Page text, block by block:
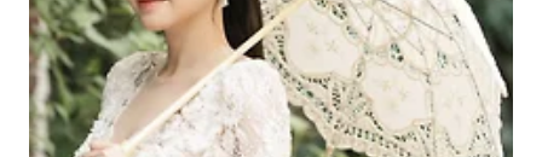
1984년부터 2009년까지 KBS 1 TV와 2 TV를 통해 방송된 가족오락관을
진행했으며 오랜 기간 대한민국 최고의 MC로 활약했습니다. 가족오락관 이후
에도 꾸준히 방송에 얼굴을 ..